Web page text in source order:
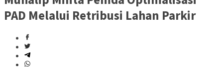
PAD Melalui Retribusi Lahan Parkir